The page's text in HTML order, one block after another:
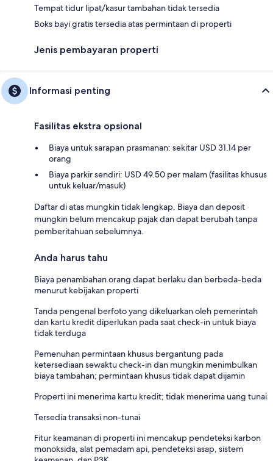
Tempat tidur lipat/kasur tambahan tidak tersedia
Boks bayi gratis tersedia atas permintaan di properti
Jenis pembayaran properti
Informasi penting
Fasilitas ekstra opsional
Biaya untuk sarapan prasmanan: sekitar USD 31.14 per
orang
Biaya parkir sendiri: USD 49.50 per malam (fasilitas khusus
untuk keluar/masuk)
Daftar di atas mungkin tidak lengkap. Biaya dan deposit
mungkin belum mencakup pajak dan dapat berubah tanpa
pemberitahuan sebelumnya.
Anda harus tahu
Biaya penambahan orang dapat berlaku dan berbeda-beda
menurut kebijakan properti
Tanda pengenal berfoto yang dikeluarkan oleh pemerintah
dan kartu kredit diperlukan pada saat check-in untuk biaya
tidak terduga
Pemenuhan permintaan khusus bergantung pada
ketersediaan sewaktu check-in dan mungkin menimbulkan
biaya tambahan; permintaan khusus tidak dapat dijamin
Properti ini menerima kartu kredit; tidak menerima uang tunai
Tersedia transaksi non-tunai
Fitur keamanan di properti ini mencakup pendeteksi karbon
monoksida, alat pemadam api, pendeteksi asap, sistem